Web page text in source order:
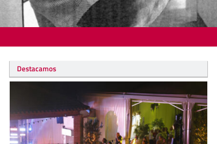
Destacamos